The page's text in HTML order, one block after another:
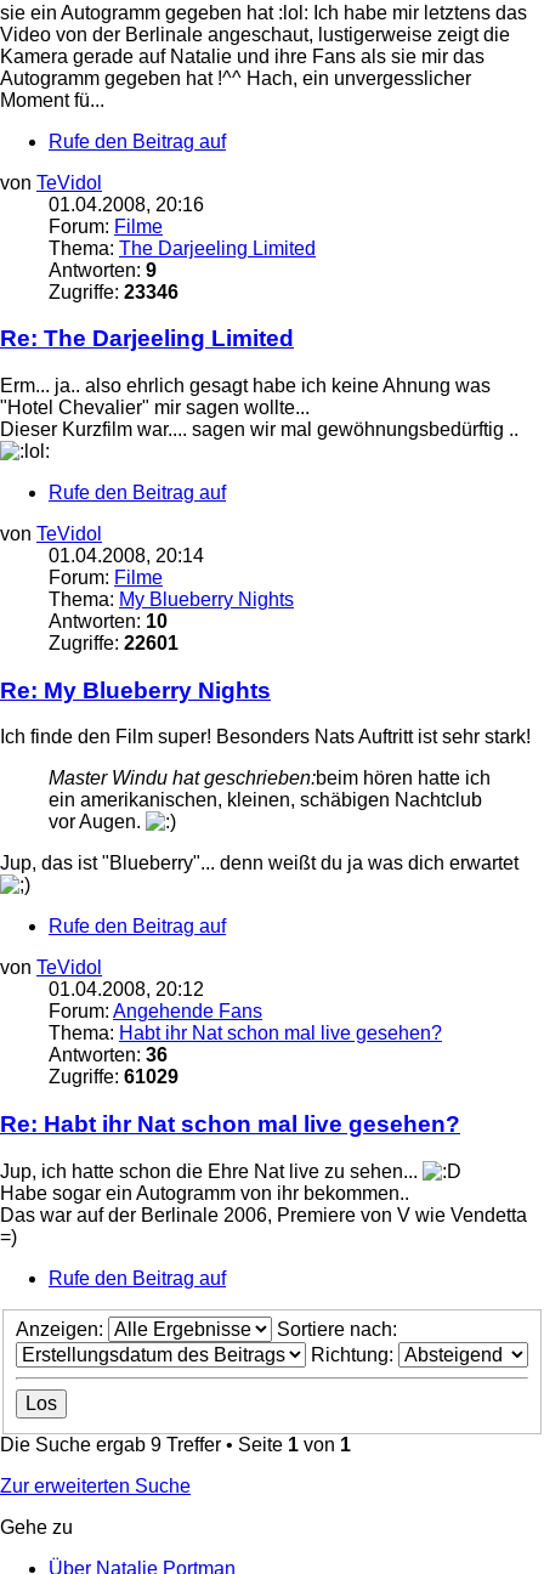
sie ein Autogramm gegeben hat :lol: Ich habe mir letztens das
Video von der Berlinale angeschaut, lustigerweise zeigt die
Kamera gerade auf Natalie und ihre Fans als sie mir das
Autogramm gegeben hat !^^ Hach, ein unvergesslicher
Moment fü...
Rufe den Beitrag auf
von TeVidol
01.04.2008, 20:16
Forum: Filme
Thema: The Darjeeling Limited
Antworten: 9
Zugriffe: 23346
Re: The Darjeeling Limited
Erm... ja.. also ehrlich gesagt habe ich keine Ahnung was
"Hotel Chevalier" mir sagen wollte...
Dieser Kurzfilm war.... sagen wir mal gewöhnungsbedürftig ..
Rufe den Beitrag auf
von TeVidol
01.04.2008, 20:14
Forum: Filme
Thema: My Blueberry Nights
Antworten: 10
Zugriffe: 22601
Re: My Blueberry Nights
Ich finde den Film super! Besonders Nats Auftritt ist sehr stark!
Master Windu hat geschrieben:beim hören hatte ich
ein amerikanischen, kleinen, schäbigen Nachtclub
vor Augen.
Jup, das ist "Blueberry"... denn weißt du ja was dich erwartet
Rufe den Beitrag auf
von TeVidol
01.04.2008, 20:12
Forum: Angehende Fans
Thema: Habt ihr Nat schon mal live gesehen?
Antworten: 36
Zugriffe: 61029
Re: Habt ihr Nat schon mal live gesehen?
Jup, ich hatte schon die Ehre Nat live zu sehen...
Habe sogar ein Autogramm von ihr bekommen..
Das war auf der Berlinale 2006, Premiere von V wie Vendetta
=)
Rufe den Beitrag auf
Anzeigen:
Sortiere nach:
Richtung:
Die Suche ergab 9 Treffer • Seite 1 von 1
Zur erweiterten Suche
Gehe zu
Über Natalie Portman